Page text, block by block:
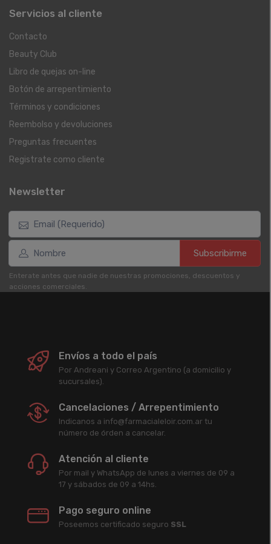
Servicios al cliente
Contacto
Beauty Club
Libro de quejas on-line
Botón de arrepentimiento
Términos y condiciones
Reembolso y devoluciones
Preguntas frecuentes
Registrate como cliente
Newsletter
Subscribirme
Enterate antes que nadie de nuestras promociones, descuentos y
acciones comerciales.
Envíos a todo el país
Por Andreani y Correo Argentino (a domicilio y
sucursales).
Cancelaciones / Arrepentimiento
Indicanos a info@farmacialeloir.com.ar tu
número de órden a cancelar.
Atención al cliente
Por mail y WhatsApp de lunes a viernes de 09 a
17 y sábados de 09 a 14hs.
Pago seguro online
Poseemos certificado seguro SSL